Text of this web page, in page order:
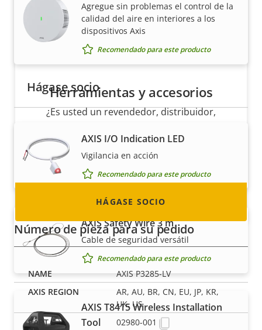
Agregue sin problemas el control de la
calidad del aire en interiores a los
dispositivos Axis
Recomendado para este producto
Herramientas y accesorios
AXIS I/O Indication LED
Vigilancia en acción
Recomendado para este producto
AXIS Safety Wire 3 m
Cable de seguridad versátil
Recomendado para este producto
AXIS T8415 Wireless Installation
Tool
Hágase socio
¿Es usted un revendedor, distribuidor,
socios en casi todos los países del mundo.
¡Descubra cómo convertirse en uno de ellos!
HÁGASE SOCIO
Número de pieza para su pedido
AXIS P3285-LV
AR, AU, BR, CN, EU, JP, KR,
UK, US
02980-001